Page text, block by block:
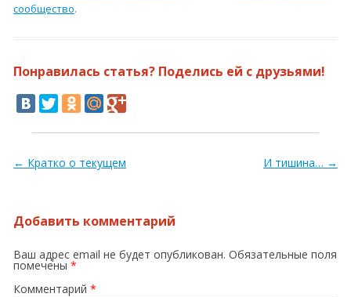
сообщество.
Понравилась статья? Поделись ей с друзьями!
Навигация по записям
← Кратко о текущем И тишина… →
Добавить комментарий
Ваш адрес email не будет опубликован. Обязательные поля
помечены *
Комментарий *